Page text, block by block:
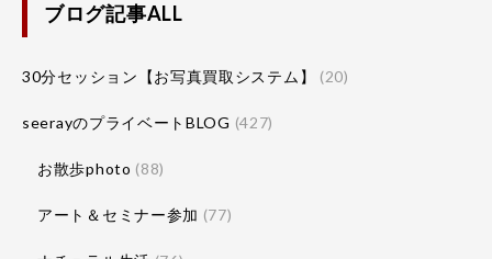
ブログ記事ALL
30分セッション【お写真買取システム】 (20)
seerayのプライベートBLOG (427)
お散歩photo (88)
アート＆セミナー参加 (77)